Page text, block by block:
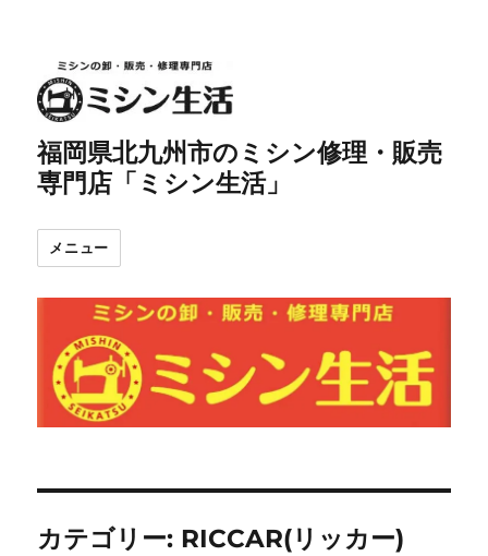
福岡県北九州市のミシン修理・販売
専門店「ミシン生活」
メニュー
カテゴリー: RICCAR(リッカー)